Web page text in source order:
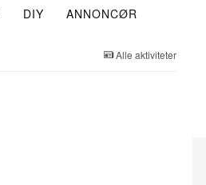
DIY ANNONCØR
Alle aktiviteter